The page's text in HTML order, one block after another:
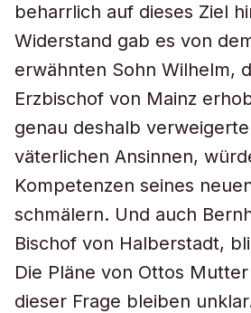
beharrlich auf dieses Ziel
Widerstand gab es von
erwähnten Sohn Wilhelm,
Erzbischof von Mainz
genau deshalb
väterlichen Ansinnen,
Kompetenzen seines
schmälern. Und auch
Bischof von Halberstadt,
Die Pläne von Ottos
dieser Frage bleiben